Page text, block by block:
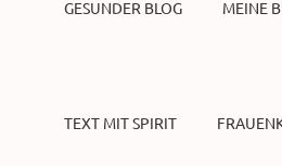
GESUNDER BLOG MEINE
TEXT MIT SPIRIT